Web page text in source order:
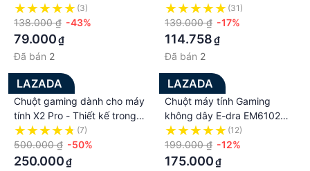
R518 CHUỘT KHÔNG DÂY
VĂN PHÒNG CHUỘT THIẾT
KẾ THÔNG MINH mịn, mềm,
thoải mái
(3)
138.000 ₫ -43%
79.000₫
Đã bán 2
dây - Logitech - Chuột có
dây Logitech G102 Gen 2
Lightsync RGB Gaming cảm
biến cấp độ chơi game và
sẽ làm bừng sáng trò chơi và
bàn làm việc của mình
(31)
139.000 ₫ -17%
114.758₫
Đã bán 2
LAZADA
Chuột gaming dành cho máy
tính X2 Pro - Thiết kế trong
suốt độc lạ kèm nhiều chế
độ đèn led RGB - Có phiên
bản không dây
(7)
500.000 ₫ -50%
250.000₫
LAZADA
Chuột máy tính Gaming
không dây E-dra EM6102W -
Bảo hành 24 tháng
(12)
199.000 ₫ -12%
175.000₫